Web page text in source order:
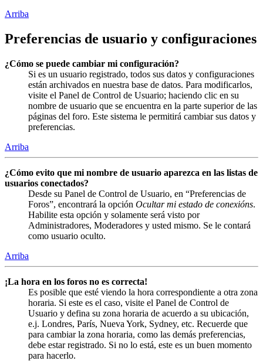
Arriba
Preferencias de usuario y configuraciones
¿Cómo se puede cambiar mi configuración?
Si es un usuario registrado, todos sus datos y configuraciones
están archivados en nuestra base de datos. Para modificarlos,
visite el Panel de Control de Usuario; haciendo clic en su
nombre de usuario que se encuentra en la parte superior de las
páginas del foro. Este sistema le permitirá cambiar sus datos y
preferencias.
Arriba
¿Cómo evito que mi nombre de usuario aparezca en las listas de
usuarios conectados?
Desde su Panel de Control de Usuario, en “Preferencias de
Foros”, encontrará la opción Ocultar mi estado de conexións.
Habilite esta opción y solamente será visto por
Administradores, Moderadores y usted mismo. Se le contará
como usuario oculto.
Arriba
¡La hora en los foros no es correcta!
Es posible que esté viendo la hora correspondiente a otra zona
horaria. Si este es el caso, visite el Panel de Control de
Usuario y defina su zona horaria de acuerdo a su ubicación,
e.j. Londres, París, Nueva York, Sydney, etc. Recuerde que
para cambiar la zona horaria, como las demás preferencias,
debe estar registrado. Si no lo está, este es un buen momento
para hacerlo.